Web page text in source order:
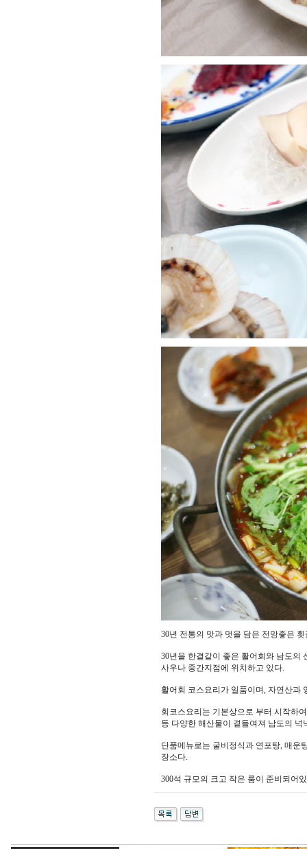
30년 전통의 맛과 멋을 담은 전망좋은
30년을 한결같이 좋은 활어회와 남도의
사우나 중간지점에 위치하고 있다.
활어회 코스요리가 일품이며, 자연산과
회코스요리는 기본상으로 부터 시작하
등 다양한 해산물이 곁들여져 남도의
단품메뉴로는 굴비정식과 연포탕, 매운
장소다.
300석 규모의 크고 작은 룸이 준비되어